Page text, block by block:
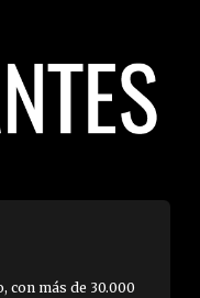
con más de 30.000